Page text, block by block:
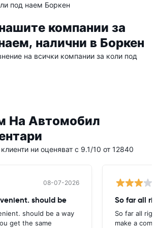
под наем Боркен
компании за
налични в Боркен
на всички компании за коли под
На Автомобил
ни оценяват с 9.1/10 от 12840
08-07-2026
should be
should be a way
get the same
So far all
So far all
make a